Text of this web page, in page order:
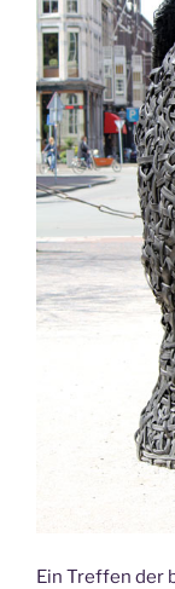
Ein Treffen der